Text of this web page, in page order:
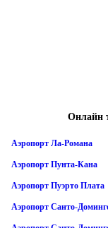
Онлайн
Аэропорт Ла-Романа
Аэропорт Пунта-Кана
Аэропорт Пуэрто Плата
Аэропорт Санто-